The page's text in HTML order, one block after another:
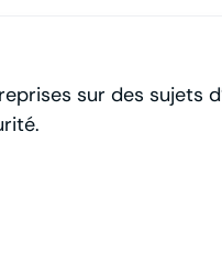
sur des sujets